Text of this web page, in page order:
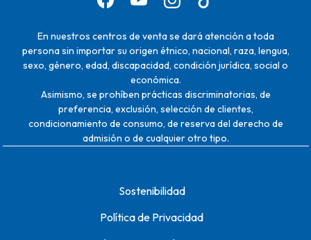
En nuestros centros de venta se dará atención a toda
persona sin importar su origen étnico, nacional, raza, lengua,
sexo, género, edad, discapacidad, condición jurídica, social o
económica.
Asimismo, se prohíben prácticas discriminatorias, de
preferencia, exclusión, selección de clientes,
condicionamiento de consumo, de reserva del derecho de
admisión o de cualquier otro tipo.
Sostenibilidad
Política de Privacidad